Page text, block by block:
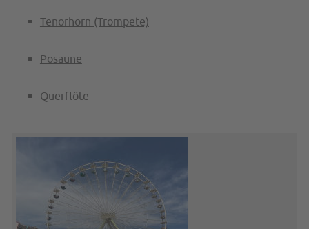
Tenorhorn (Trompete)
Posaune
Querflöte